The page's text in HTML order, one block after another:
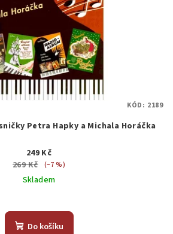
Petra Hapky a Michala Horáčka
249 Kč
269 Kč
(–7 %)
Skladem
Do košíku
KÓD: 2189